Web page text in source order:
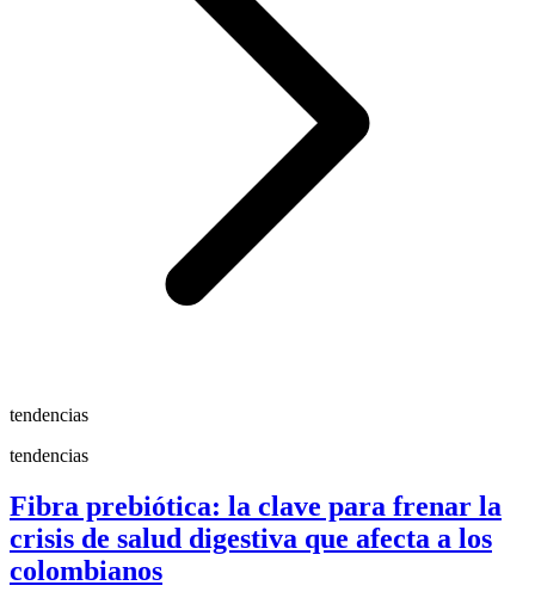
tendencias
tendencias
Fibra prebiótica: la clave para frenar la
crisis de salud digestiva que afecta a los
colombianos